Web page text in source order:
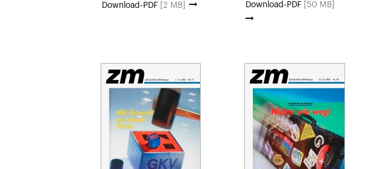
Download-PDF [2 MB] Download-PDF [50 MB]